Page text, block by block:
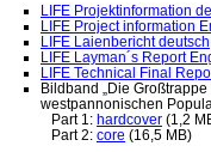
LIFE Projektinformation
LIFE Project information
LIFE Laienbericht deutsch
LIFE Layman´s Report
LIFE Technical Final
Bildband „Die
westpannonischen
Part 1: hardcover (1,2
Part 2: core (16,5 MB)